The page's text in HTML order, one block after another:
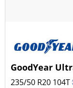
GoodYear
235/50 R20 104T